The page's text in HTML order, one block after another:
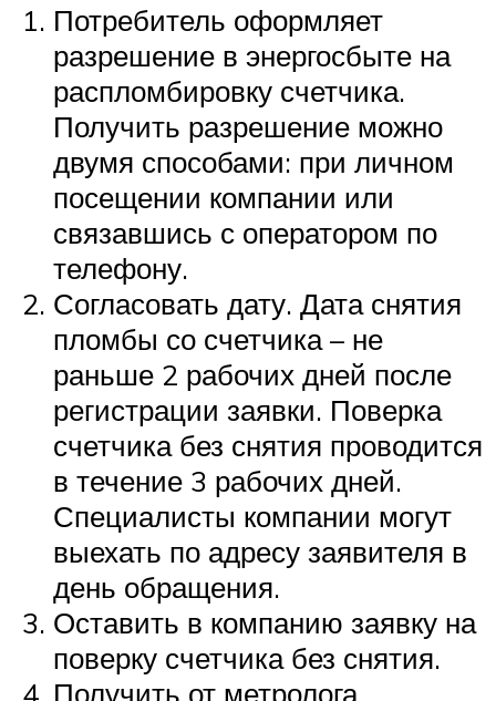
Потребитель оформляет
разрешение в энергосбыте на
распломбировку счетчика.
Получить разрешение можно
двумя способами: при личном
посещении компании или
связавшись с оператором по
телефону.
Согласовать дату. Дата снятия
пломбы со счетчика – не
раньше 2 рабочих дней после
регистрации заявки. Поверка
счетчика без снятия проводится
в течение 3 рабочих дней.
Специалисты компании могут
выехать по адресу заявителя в
день обращения.
Оставить в компанию заявку на
поверку счетчика без снятия.
Получить от метролога